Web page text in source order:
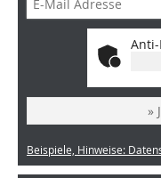
»
Beispiele, Hinweise: